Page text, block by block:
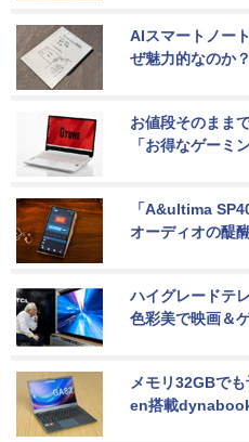
AIスマートノー
ぜ魅力的なのか？
お値段そのまま
「お得なゲーミ
「A&ultima
オーディオの醍
ハイグレードテ
色彩美で映画＆
メモリ32GBで
en搭載